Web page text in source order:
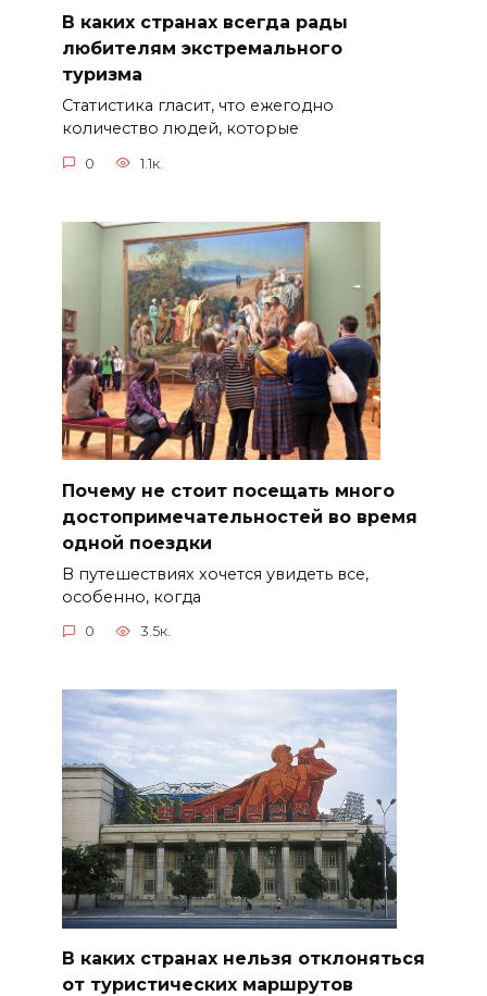
В каких странах всегда рады
любителям экстремального
туризма
Статистика гласит, что ежегодно
количество людей, которые
0 1.1к.
Почему не стоит посещать много
достопримечательностей во время
одной поездки
В путешествиях хочется увидеть все,
особенно, когда
0 3.5к.
В каких странах нельзя отклоняться
от туристических маршрутов